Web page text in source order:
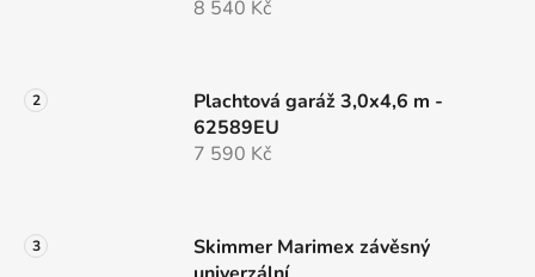
8 540 Kč
Plachtová garáž 3,0x4,6 m -
62589EU
7 590 Kč
Skimmer Marimex závěsný